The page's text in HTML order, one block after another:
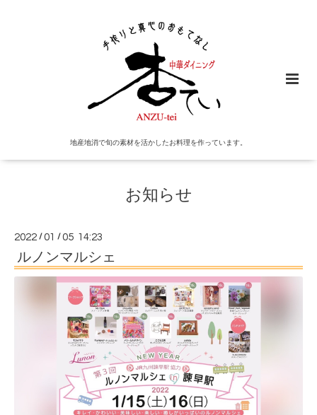
地産地消で旬の素材を活かしたお料理を作っています。
お知らせ
2022 /01 /05 14:23
ルノンマルシェ